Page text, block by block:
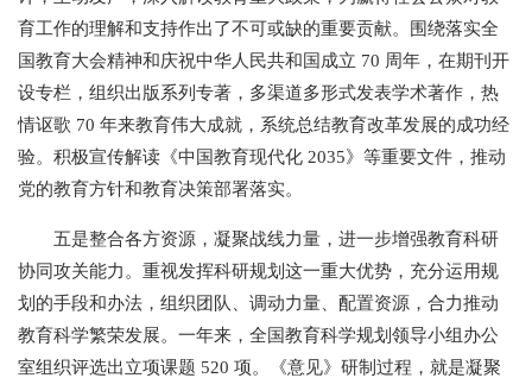
育工作的理解和支持作出了不可或缺的重要贡献。围绕落实全
国教育大会精神和庆祝中华人民共和国成立 70 周年，在期刊开
设专栏，组织出版系列专著，多渠道多形式发表学术著作，热
情讴歌 70 年来教育伟大成就，系统总结教育改革发展的成功经
验。积极宣传解读《中国教育现代化 2035》等重要文件，推动
党的教育方针和教育决策部署落实。
五是整合各方资源，凝聚战线力量，进一步增强教育科研
协同攻关能力。重视发挥科研规划这一重大优势，充分运用规
划的手段和办法，组织团队、调动力量、配置资源，合力推动
教育科学繁荣发展。一年来，全国教育科学规划领导小组办公
室组织评选出立项课题 520 项。《意见》研制过程，就是凝聚